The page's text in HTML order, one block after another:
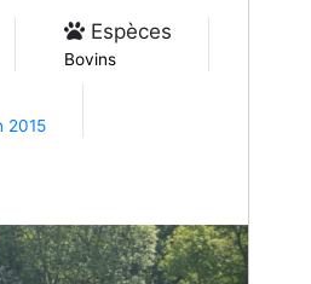
Espèces
Bovins
2015